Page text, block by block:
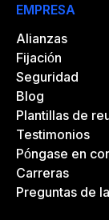
EMPRESA
Alianzas
Fijación
Seguridad
Blog
Plantillas de
Testimonios
Póngase en
Carreras
Preguntas de